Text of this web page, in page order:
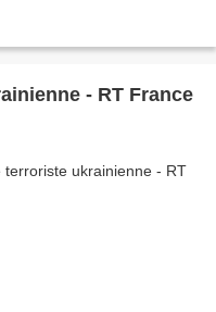
- RT France